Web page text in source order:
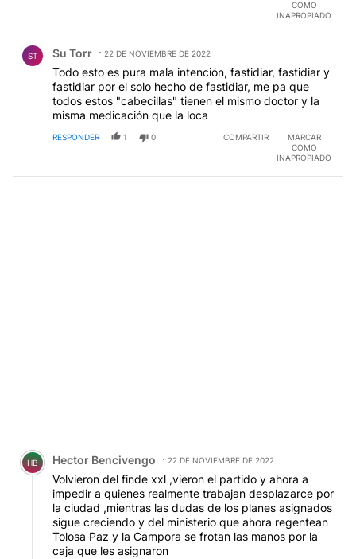
COMO
INAPROPIADO
ST Su Torr 22 DE NOVIEMBRE DE 2022
Todo esto es pura mala intención, fastidiar, fastidiar y
fastidiar por el solo hecho de fastidiar, me pa que
todos estos "cabecillas" tienen el mismo doctor y la
misma medicación que la loca
RESPONDER 1 0 COMPARTIR
MARCAR
COMO
INAPROPIADO
Comentario de Hector Bencivengo.
HB Hector Bencivengo 22 DE NOVIEMBRE DE 2022
Volvieron del finde xxl ,vieron el partido y ahora a
impedir a quienes realmente trabajan desplazarce por
la ciudad ,mientras las dudas de los planes asignados
sigue creciendo y del ministerio que ahora regentean
Tolosa Paz y la Campora se frotan las manos por la
caja que les asignaron